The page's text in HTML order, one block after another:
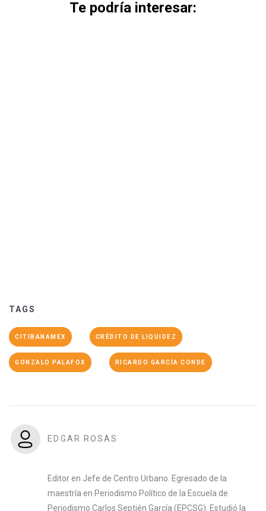
Te podría interesar:
TAGS
CITIBANAMEX CRÉDITO DE LIQUIDEZ
GONZALO PALAFOX RICARDO GARCÍA CONDE
EDGAR ROSAS
Editor en Jefe de Centro Urbano. Egresado de la
maestría en Periodismo Político de la Escuela de
Periodismo Carlos Septién García (EPCSG). Estudió la